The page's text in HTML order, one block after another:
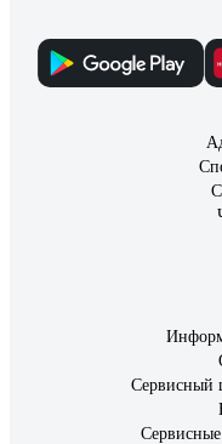
Сервисный